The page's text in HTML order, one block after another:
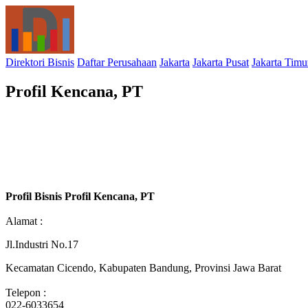
Direktori Bisnis Daftar Perusahaan Jakarta Jakarta Pusat Jakarta
Profil Kencana, PT
Profil Bisnis Profil Kencana, PT
Alamat :
Jl.Industri No.17
Kecamatan Cicendo, Kabupaten Bandung, Provinsi Jawa Barat
Telepon :
022-6033654